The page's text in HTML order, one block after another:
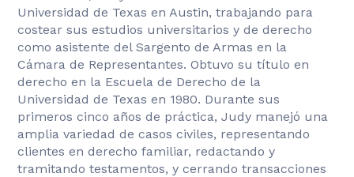
Universidad de Texas en Austin, trabajando para
costear sus estudios universitarios y de derecho
como asistente del Sargento de Armas en la
Cámara de Representantes. Obtuvo su título en
derecho en la Escuela de Derecho de la
Universidad de Texas en 1980. Durante sus
primeros cinco años de práctica, Judy manejó una
amplia variedad de casos civiles, representando
clientes en derecho familiar, redactando y
tramitando testamentos, y cerrando transacciones